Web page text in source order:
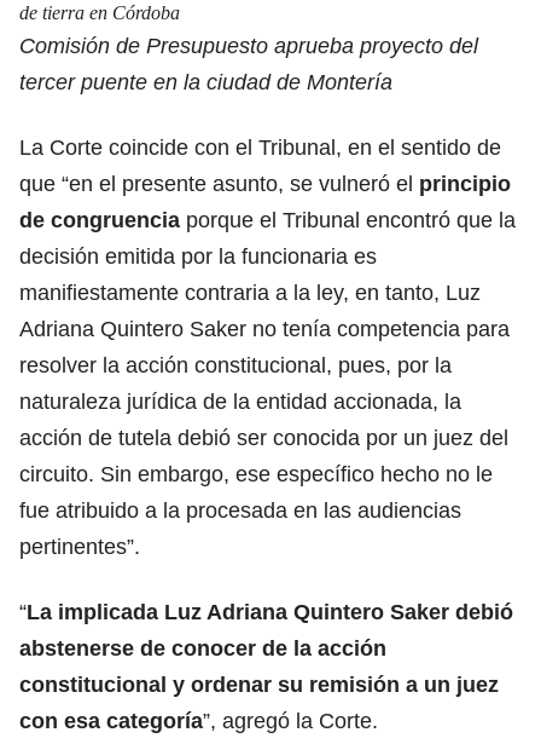
de tierra en Córdoba
Comisión de Presupuesto aprueba proyecto del
tercer puente en la ciudad de Montería
La Corte coincide con el Tribunal, en el sentido de
que “en el presente asunto, se vulneró el principio
de congruencia porque el Tribunal encontró que la
decisión emitida por la funcionaria es
manifiestamente contraria a la ley, en tanto, Luz
Adriana Quintero Saker no tenía competencia para
resolver la acción constitucional, pues, por la
naturaleza jurídica de la entidad accionada, la
acción de tutela debió ser conocida por un juez del
circuito. Sin embargo, ese específico hecho no le
fue atribuido a la procesada en las audiencias
pertinentes”.
“La implicada Luz Adriana Quintero Saker debió
abstenerse de conocer de la acción
constitucional y ordenar su remisión a un juez
con esa categoría”, agregó la Corte.